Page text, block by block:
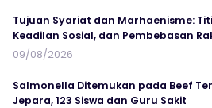
Tujuan Syariat dan Marhaenisme:
Keadilan Sosial, dan Pembebasan
09/08/2026
Salmonella Ditemukan pada Beef
Jepara, 123 Siswa dan Guru Sakit